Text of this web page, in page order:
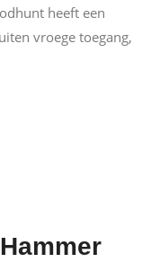
heeft een
vroege toegang,